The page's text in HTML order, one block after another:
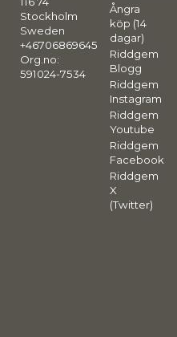
Stockholm
Sweden
+46706869645
Org.no:
591024-7534
Ångra
köp (14
dagar)
Riddgem
Blogg
Riddgem
Instagram
Riddgem
Youtube
Riddgem
Facebook
Riddgem
X
(Twitter)